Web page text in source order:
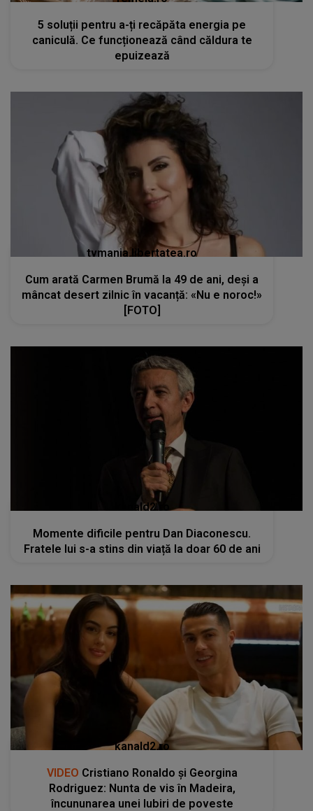
5 soluții pentru a-ți recăpăta energia pe
caniculă. Ce funcționează când căldura te
epuizează
tvmania.libertatea.ro
Cum arată Carmen Brumă la 49 de ani, deși a
mâncat desert zilnic în vacanță: «Nu e noroc!»
[FOTO]
kanald2.ro
Momente dificile pentru Dan Diaconescu.
Fratele lui s-a stins din viață la doar 60 de ani
kanald2.ro
VIDEO Cristiano Ronaldo și Georgina
Rodriguez: Nunta de vis în Madeira,
încununarea unei Iubiri de poveste